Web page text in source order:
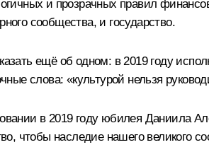
и прозрачных правил
сообщества, и государство.
ещё об одном: в 2019 году
слова: «культурой нельзя
в 2019 году юбилея Даниила
чтобы наследие нашего великого